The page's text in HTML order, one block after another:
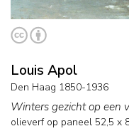
Louis Apol
Den Haag 1850-1936
Winters gezicht op een
olieverf op paneel 52,5 x